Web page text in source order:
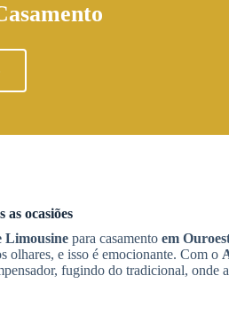
as ocasiões
Limousine para casamento em
olhares, e isso é emocionante. Com o
fugindo do tradicional, onde